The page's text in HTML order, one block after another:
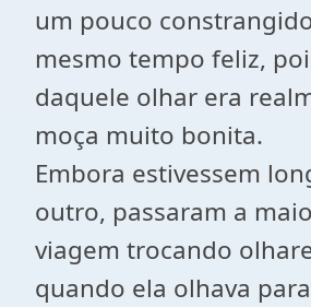
um pouco
mesmo tempo feliz,
daquele olhar era
moça muito bonita.
Embora estivessem
outro, passaram a
viagem trocando
quando ela olhava